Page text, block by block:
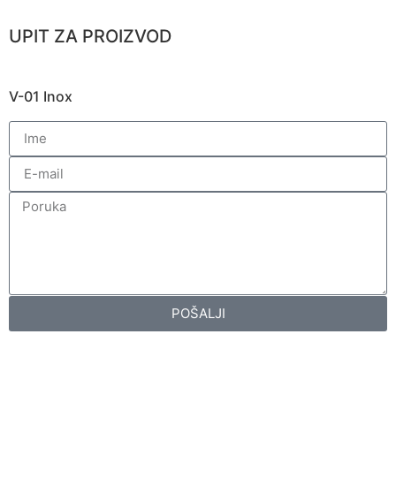
UPIT ZA PROIZVOD
V-01 Inox
POŠALJI